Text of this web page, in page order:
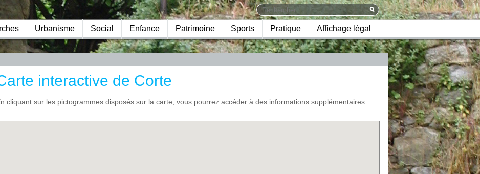
Urbanisme Social Enfance Patrimoine Sports Pratique Affichage légal
interactive de Corte
cliquant sur les pictogrammes disposés sur la carte, vous pourrez accéder à des informations supplémentaires...